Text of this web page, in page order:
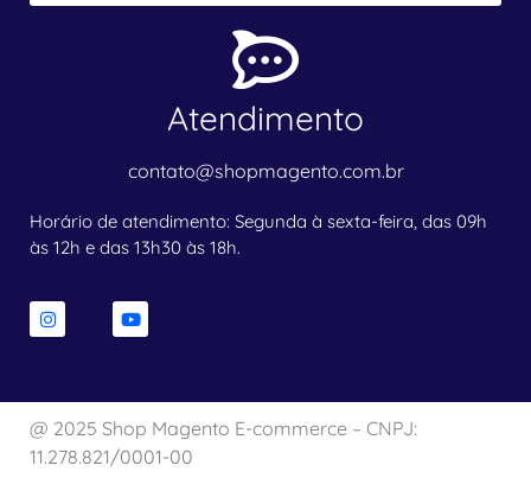
Atendimento
contato@shopmagento.com.br
Horário de atendimento: Segunda à sexta-feira, das 09h
às 12h e das 13h30 às 18h.
@ 2025 Shop Magento E-commerce – CNPJ:
11.278.821/0001-00